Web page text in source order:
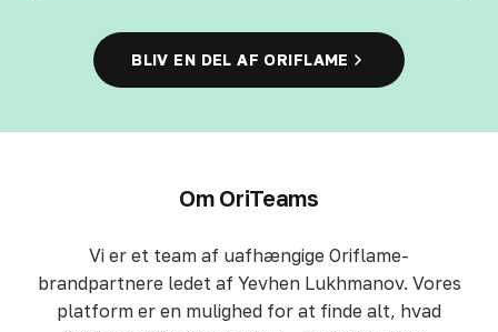
BLIV EN DEL AF ORIFLAME
Om OriTeams
Vi er et team af uafhængige Oriflame-
brandpartnere ledet af Yevhen Lukhmanov. Vores
platform er en mulighed for at finde alt, hvad